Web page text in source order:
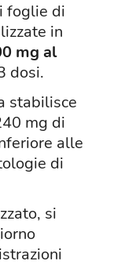
foglie di
in
mg al
dosi.
stabilisce
mg di
alle
di
si